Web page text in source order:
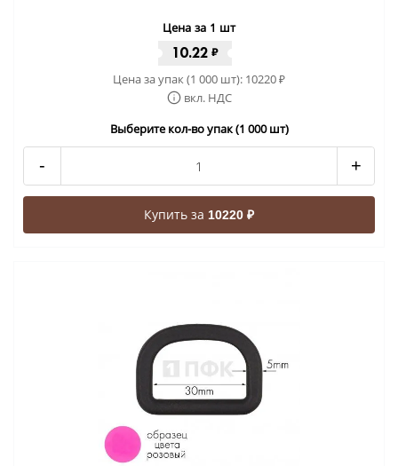
Цена за 1 шт
10.22 ₽
Цена за упак (1 000 шт): 10220₽
вкл. НДС
Выберите кол-во упак (1 000 шт)
- +
Купить за 10220 ₽